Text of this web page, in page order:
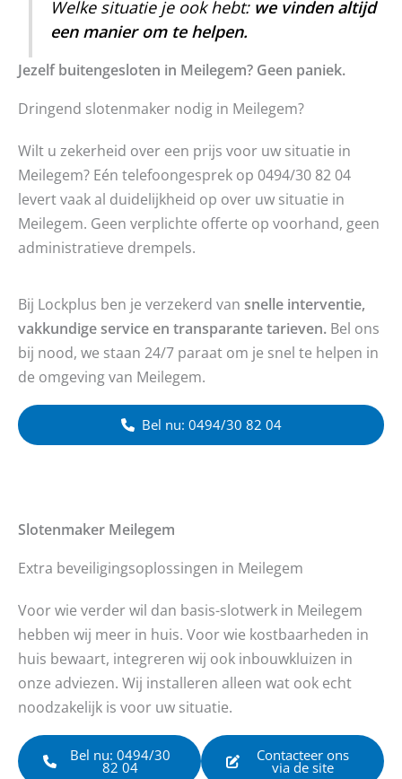
Welke situatie je ook hebt: we vinden altijd
een manier om te helpen.
Jezelf buitengesloten in Meilegem? Geen paniek.
Dringend slotenmaker nodig in Meilegem?
Wilt u zekerheid over een prijs voor uw situatie in
Meilegem? Eén telefoongesprek op 0494/30 82 04
levert vaak al duidelijkheid op over uw situatie in
Meilegem. Geen verplichte offerte op voorhand, geen
administratieve drempels.
Bij Lockplus ben je verzekerd van snelle interventie,
vakkundige service en transparante tarieven. Bel ons
bij nood, we staan 24/7 paraat om je snel te helpen in
de omgeving van Meilegem.
Bel nu: 0494/30 82 04
Slotenmaker Meilegem
Extra beveiligingsoplossingen in Meilegem
Voor wie verder wil dan basis-slotwerk in Meilegem
hebben wij meer in huis. Voor wie kostbaarheden in
huis bewaart, integreren wij ook inbouwkluizen in
onze adviezen. Wij installeren alleen wat ook echt
noodzakelijk is voor uw situatie.
Bel nu: 0494/30
82 04
Contacteer ons
via de site